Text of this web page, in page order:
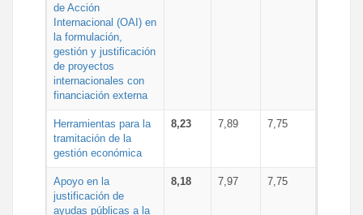
de Acción
Internacional (OAI) en
la formulación,
gestión y justificación
de proyectos
internacionales con
financiación externa
Herramientas para la
tramitación de la
gestión económica
8,23 7,89 7,75
Apoyo en la
justificación de
ayudas públicas a la
8,18 7,97 7,75